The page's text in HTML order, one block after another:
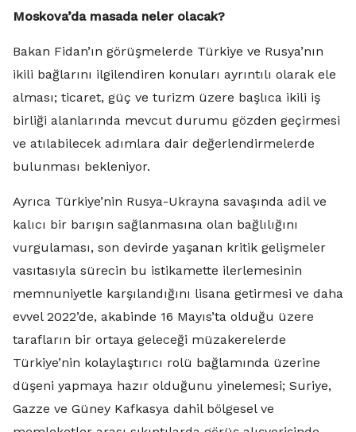
Moskova’da masada neler olacak?
Bakan Fidan’ın görüşmelerde Türkiye ve Rusya’nın
ikili bağlarını ilgilendiren konuları ayrıntılı olarak ele
alması; ticaret, güç ve turizm üzere başlıca ikili iş
birliği alanlarında mevcut durumu gözden geçirmesi
ve atılabilecek adımlara dair değerlendirmelerde
bulunması bekleniyor.
Ayrıca Türkiye’nin Rusya-Ukrayna savaşında adil ve
kalıcı bir barışın sağlanmasına olan bağlılığını
vurgulaması, son devirde yaşanan kritik gelişmeler
vasıtasıyla sürecin bu istikamette ilerlemesinin
memnuniyetle karşılandığını lisana getirmesi ve daha
evvel 2022’de, akabinde 16 Mayıs’ta olduğu üzere
tarafların bir ortaya geleceği müzakerelerde
Türkiye’nin kolaylaştırıcı rolü bağlamında üzerine
düşeni yapmaya hazır olduğunu yinelemesi; Suriye,
Gazze ve Güney Kafkasya dahil bölgesel ve